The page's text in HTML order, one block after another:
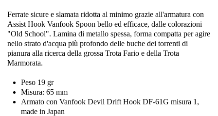
Ferrate sicure e slamata ridotta al minimo grazie all'armatura con
Assist Hook Vanfook Spoon bello ed efficace, dalle colorazioni
"Old School". Lamina di metallo spessa, forma compatta per agire
nello strato d'acqua più profondo delle buche dei torrenti di
pianura alla ricerca della grossa Trota Fario e della Trota
Marmorata.
Peso 19 gr
Misura: 65 mm
Armato con Vanfook Devil Drift Hook DF-61G misura 1,
made in Japan